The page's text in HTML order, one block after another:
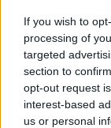
If you wish to
processing of
targeted
section to
opt-out request
interest-based
us or personal